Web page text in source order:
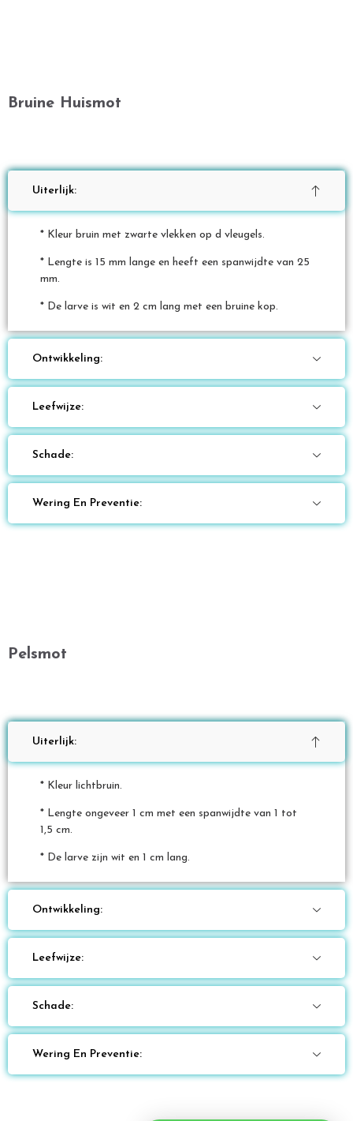
Bruine Huismot
Uiterlijk:
* Kleur bruin met zwarte vlekken op d vleugels.
* Lengte is 15 mm lange en heeft een spanwijdte van 25
mm.
* De larve is wit en 2 cm lang met een bruine kop.
Ontwikkeling:
Leefwijze:
Schade:
Wering En Preventie:
Pelsmot
Uiterlijk:
* Kleur lichtbruin.
* Lengte ongeveer 1 cm met een spanwijdte van 1 tot
1,5 cm.
* De larve zijn wit en 1 cm lang.
Ontwikkeling:
Leefwijze:
Schade:
Wering En Preventie: